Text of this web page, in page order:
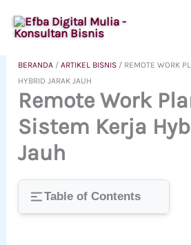
ke
BERANDA /ARTIKEL BISNIS / REMOTE WORK
HYBRID JARAK JAUH
Remote Work
Sistem Kerja
Jauh
Table of Contents